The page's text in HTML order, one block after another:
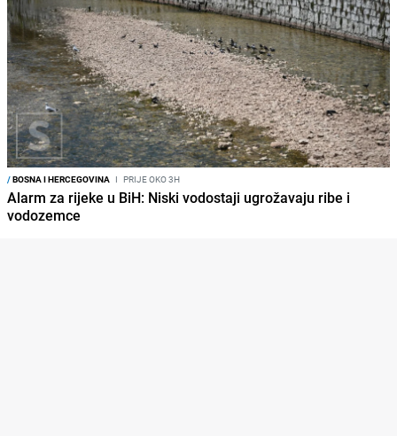
/BOSNA I HERCEGOVINA I PRIJE OKO 3H
Alarm za rijeke u BiH: Niski vodostaji ugrožavaju ribe i
vodozemce